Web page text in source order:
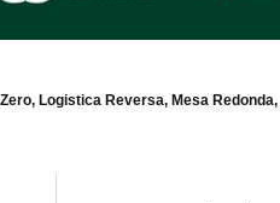
, Logistica Reversa, Mesa Redonda,